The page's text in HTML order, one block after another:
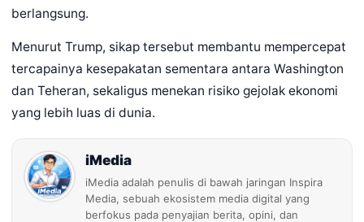
berlangsung.
Menurut Trump, sikap tersebut membantu mempercepat
tercapainya kesepakatan sementara antara Washington
dan Teheran, sekaligus menekan risiko gejolak ekonomi
yang lebih luas di dunia.
iMedia
iMedia adalah penulis di bawah jaringan Inspira
Media, sebuah ekosistem media digital yang
berfokus pada penyajian berita, opini, dan